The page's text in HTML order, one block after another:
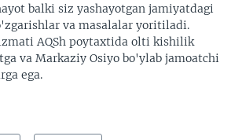
balki siz yashayotgan jamiyatdagi
va masalalar yoritiladi.
AQSh poytaxtida olti kishilik
va Markaziy Osiyo bo'ylab jamoatchi
ega.